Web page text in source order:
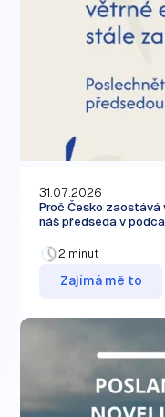
31.07.2026
Proč Česko
náš předseda v
2 minut
Zajímá mě to